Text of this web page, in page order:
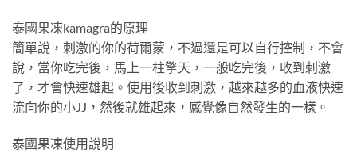
泰國果凍kamagra的原理
簡單說，刺激的你的荷爾蒙，不過還是可以自行控制，不會
說，當你吃完後，馬上一柱擎天，一般吃完後，收到刺激
了，才會快速雄起。使用後收到刺激，越來越多的血液快速
流向你的小JJ，然後就雄起來，感覺像自然發生的一樣。
泰國果凍使用說明